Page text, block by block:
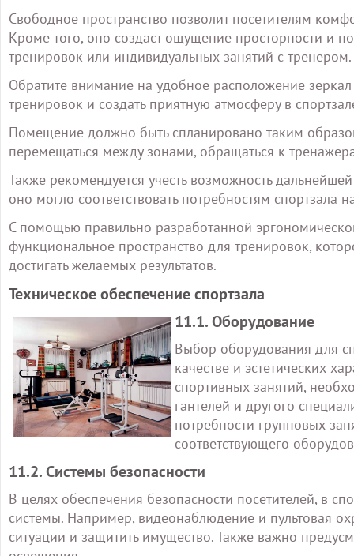
Свободное пространство позволит посетителям
Кроме того, оно создаст ощущение просторности и
тренировок или индивидуальных занятий с тренером.
Обратите внимание на удобное расположение
тренировок и создать приятную атмосферу в
Помещение должно быть спланировано таким
перемещаться между зонами, обращаться к
Также рекомендуется учесть возможность
оно могло соответствовать потребностям спортзала
С помощью правильно разработанной
функциональное пространство для тренировок,
достигать желаемых результатов.
Техническое обеспечение спортзала
11.1. Оборудование
Выбор оборудования для
качестве и эстетических
спортивных занятий,
гантелей и другого
потребности групповых
соответствующего
11.2. Системы безопасности
В целях обеспечения безопасности посетителей, в
системы. Например, видеонаблюдение и пультовая
ситуации и защитить имущество. Также важно